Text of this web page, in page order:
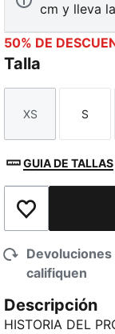
cm y lleva
50% DE
Talla
Talla
XS
Talla
S
GUIA DE TALLAS
Añadir a la
califiquen
Descripción
HISTORIA DEL